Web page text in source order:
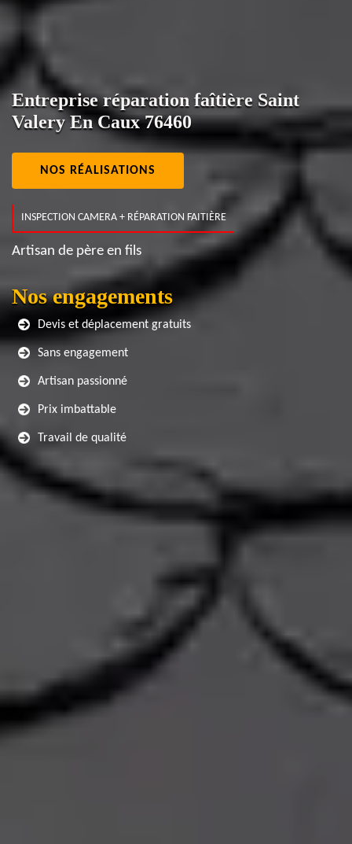
Entreprise réparation faîtière Saint
Valery En Caux 76460
NOS RÉALISATIONS
INSPECTION CAMERA + RÉPARATION FAITIÈRE
Artisan de père en fils
Nos engagements
Devis et déplacement gratuits
Sans engagement
Artisan passionné
Prix imbattable
Travail de qualité